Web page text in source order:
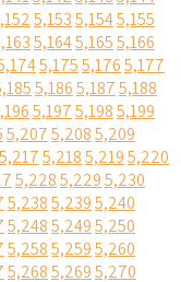
5,1535,1545,155
5,1645,1655,166
5,1755,1765,177
5,1865,1875,188
5,1975,1985,199
5,2075,2085,209
5,2175,2185,2195,220
5,2285,2295,230
5,2385,2395,240
5,2485,2495,250
5,2585,2595,260
5,2685,2695,270